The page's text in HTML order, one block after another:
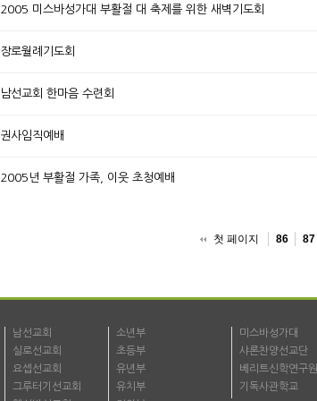
2005 미스바성가대 부활절 대 축제를 위한 새벽기도회
장로월례기도회
남선교회 한마음 수련회
권사임직예배
2005년 부활절 가족, 이웃 초청예배
첫 페이지 86 87
남선교회
실로선교회
요셉선교회
그루터기선교회
소년부
초등부
유년부
유치부
미스바성가대
샤론찬양선교단
베리트신학연구원
기독사관학교